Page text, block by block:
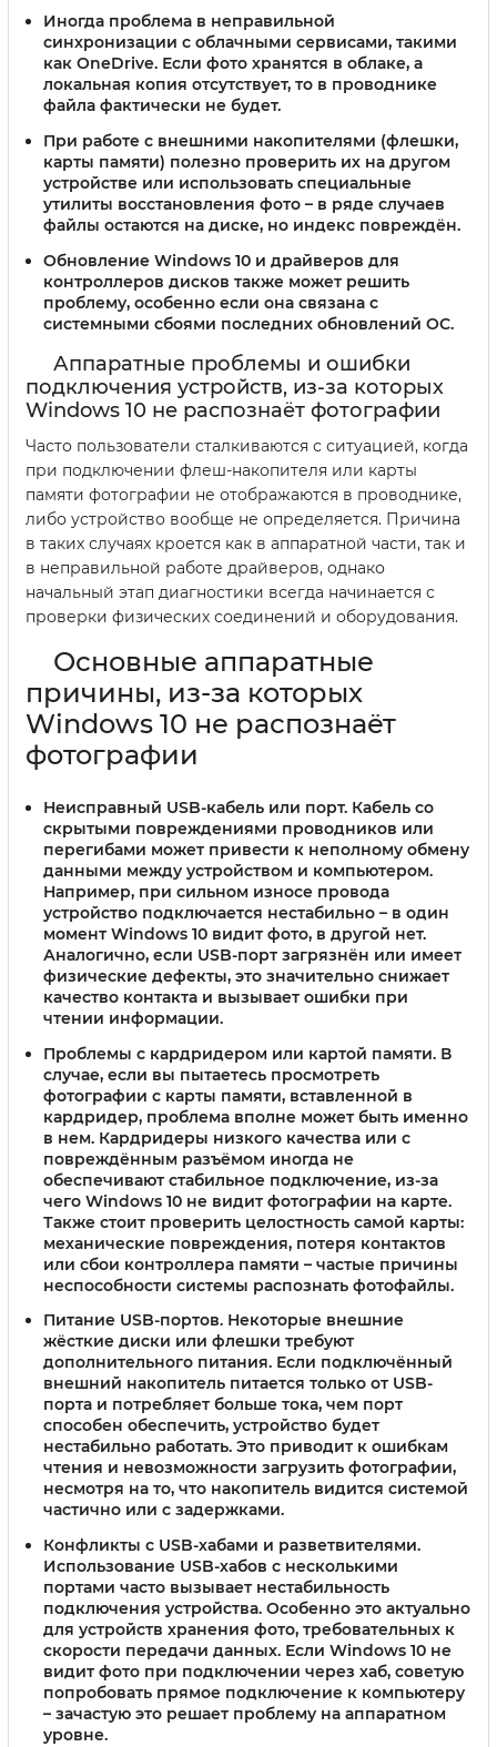
Иногда проблема в неправильной
синхронизации с облачными сервисами, такими
как OneDrive. Если фото хранятся в облаке, а
локальная копия отсутствует, то в проводнике
файла фактически не будет.
При работе с внешними накопителями (флешки,
карты памяти) полезно проверить их на другом
устройстве или использовать специальные
утилиты восстановления фото – в ряде случаев
файлы остаются на диске, но индекс повреждён.
Обновление Windows 10 и драйверов для
контроллеров дисков также может решить
проблему, особенно если она связана с
системными сбоями последних обновлений ОС.
Аппаратные проблемы и ошибки
подключения устройств, из-за которых
Windows 10 не распознаёт фотографии
Часто пользователи сталкиваются с ситуацией, когда
при подключении флеш-накопителя или карты
памяти фотографии не отображаются в проводнике,
либо устройство вообще не определяется. Причина
в таких случаях кроется как в аппаратной части, так и
в неправильной работе драйверов, однако
начальный этап диагностики всегда начинается с
проверки физических соединений и оборудования.
Основные аппаратные
причины, из-за которых
Windows 10 не распознаёт
фотографии
Неисправный USB-кабель или порт. Кабель со
скрытыми повреждениями проводников или
перегибами может привести к неполному обмену
данными между устройством и компьютером.
Например, при сильном износе провода
устройство подключается нестабильно – в один
момент Windows 10 видит фото, в другой нет.
Аналогично, если USB-порт загрязнён или имеет
физические дефекты, это значительно снижает
качество контакта и вызывает ошибки при
чтении информации.
Проблемы с кардридером или картой памяти. В
случае, если вы пытаетесь просмотреть
фотографии с карты памяти, вставленной в
кардридер, проблема вполне может быть именно
в нем. Кардридеры низкого качества или с
повреждённым разъёмом иногда не
обеспечивают стабильное подключение, из-за
чего Windows 10 не видит фотографии на карте.
Также стоит проверить целостность самой карты:
механические повреждения, потеря контактов
или сбои контроллера памяти – частые причины
неспособности системы распознать фотофайлы.
Питание USB-портов. Некоторые внешние
жёсткие диски или флешки требуют
дополнительного питания. Если подключённый
внешний накопитель питается только от USB-
порта и потребляет больше тока, чем порт
способен обеспечить, устройство будет
нестабильно работать. Это приводит к ошибкам
чтения и невозможности загрузить фотографии,
несмотря на то, что накопитель видится системой
частично или с задержками.
Конфликты с USB-хабами и разветвителями.
Использование USB-хабов с несколькими
портами часто вызывает нестабильность
подключения устройства. Особенно это актуально
для устройств хранения фото, требовательных к
скорости передачи данных. Если Windows 10 не
видит фото при подключении через хаб, советую
попробовать прямое подключение к компьютеру
– зачастую это решает проблему на аппаратном
уровне.